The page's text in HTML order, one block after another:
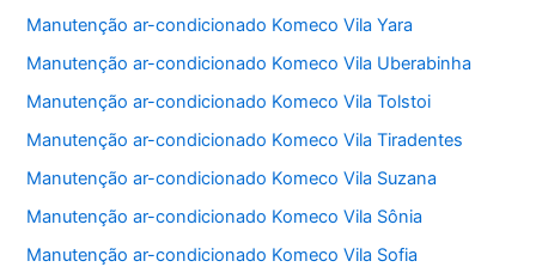
Manutenção ar-condicionado Komeco Vila Yara
Manutenção ar-condicionado Komeco Vila Uberabinha
Manutenção ar-condicionado Komeco Vila Tolstoi
Manutenção ar-condicionado Komeco Vila Tiradentes
Manutenção ar-condicionado Komeco Vila Suzana
Manutenção ar-condicionado Komeco Vila Sônia
Manutenção ar-condicionado Komeco Vila Sofia